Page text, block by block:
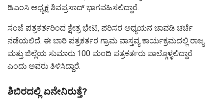
ಡಿಎಂಸಿ ಅಧ್ಯಕ್ಷ ಶಿವಪ್ರಸಾದ್ ಭಾಗವಹಿಸಲಿದ್ದಾರೆ.
ಸಂಜೆ ಪತ್ರಕರ್ತರಿಂದ ಕ್ಷೇತ್ರ ಭೇಟಿ, ಪರಿಸರ ಅಧ್ಯಯನ ಚಾವಡಿ ಚರ್ಚೆ
ನಡೆಯಲಿದೆ. ಈ ಬಾರಿ ಪತ್ರಕರ್ತರ ಗ್ರಾಮ ವಾಸ್ತವ್ಯ ಕಾರ್ಯಕ್ರಮದಲ್ಲಿ ರಾಜ್ಯ
ಮತ್ತು ಜಿಲ್ಲೆಯ ಸುಮಾರು 100 ಮಂದಿ ಪತ್ರಕರ್ತರು ಪಾಲ್ಗೊಳ್ಳಲಿದ್ದಾರೆ
ಎಂದು ಅವರು ತಿಳಿಸಿದ್ದಾರೆ.
ಶಿಬಿರದಲ್ಲಿ ಏನೇನಿರುತ್ತೆ?